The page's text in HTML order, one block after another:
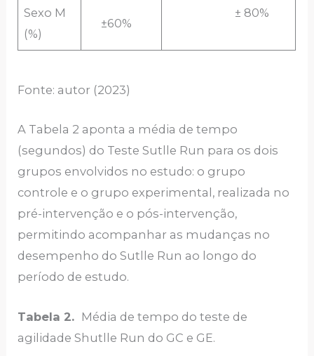
Sexo M
(%)
±60%
± 80%
Fonte: autor (2023)
A Tabela 2 aponta a média de tempo
(segundos) do Teste Sutlle Run para os dois
grupos envolvidos no estudo: o grupo
controle e o grupo experimental, realizada no
pré-intervenção e o pós-intervenção,
permitindo acompanhar as mudanças no
desempenho do Sutlle Run ao longo do
período de estudo.
Tabela 2. Média de tempo do teste de
agilidade Shutlle Run do GC e GE.